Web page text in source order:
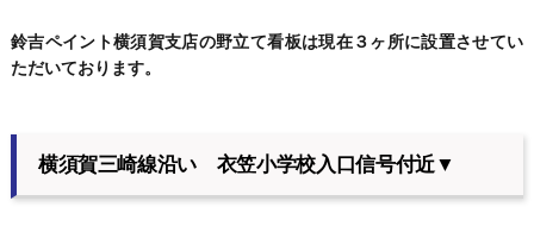
鈴吉ペイント横須賀支店の野立て看板は現在３ヶ所に設置させてい
ただいております。
横須賀三崎線沿い 衣笠小学校入口信号付近▼